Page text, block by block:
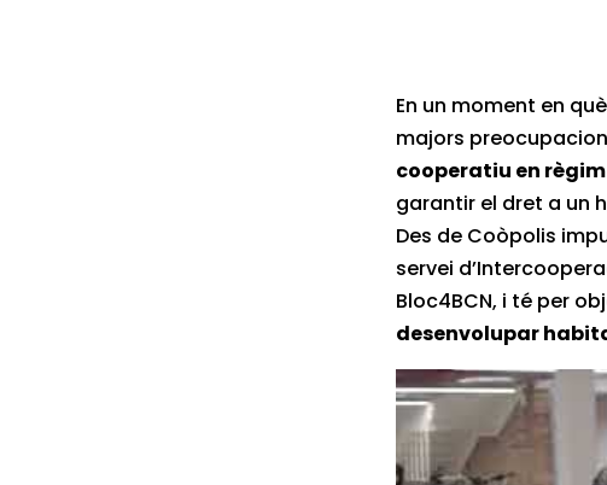
En un moment en què
majors
cooperatiu en règim
garantir el dret a un
Des de Coòpolis
servei
Bloc4BCN, i té per
desenvolupar